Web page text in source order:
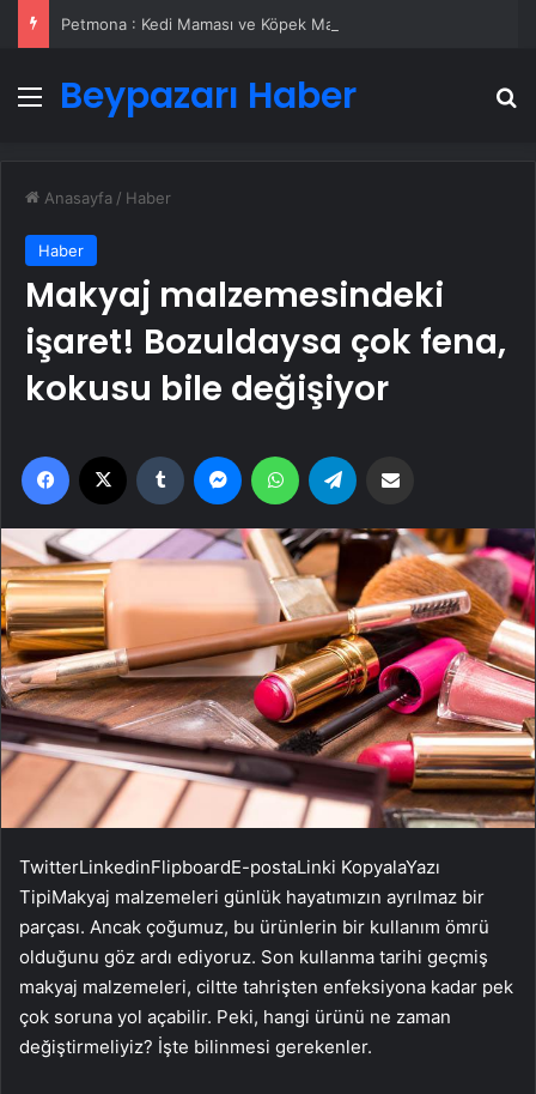
Menü
Beypazarı Haber
Anasayfa / Haber
Haber
Makyaj malzemesindeki
işaret! Bozuldaysa çok fena,
kokusu bile değişiyor
Facebook Tumblr MessengerWhatsApp
TwitterLinkedinFlipboardE-postaLinki KopyalaYazı
TipiMakyaj malzemeleri günlük hayatımızın ayrılmaz bir
parçası. Ancak çoğumuz, bu ürünlerin bir kullanım ömrü
olduğunu göz ardı ediyoruz. Son kullanma tarihi geçmiş
makyaj malzemeleri, ciltte tahrişten enfeksiyona kadar pek
çok soruna yol açabilir. Peki, hangi ürünü ne zaman
değiştirmeliyiz? İşte bilinmesi gerekenler.